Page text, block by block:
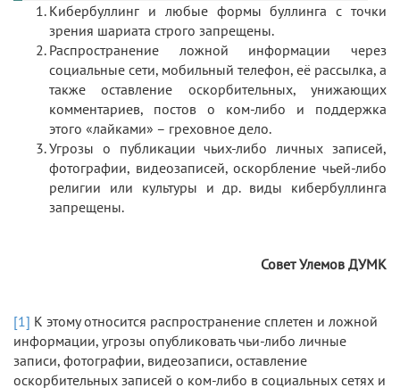
Кибербуллинг и любые формы буллинга с точки
зрения шариата строго запрещены.
Распространение ложной информации через
социальные сети, мобильный телефон, её рассылка, а
также оставление оскорбительных, унижающих
комментариев, постов о ком-либо и поддержка
этого «лайками» – греховное дело.
Угрозы о публикации чьих-либо личных записей,
фотографии, видеозаписей, оскорбление чьей-либо
религии или культуры и др. виды кибербуллинга
запрещены.
Совет Улемов ДУМК
[1] К этому относится распространение сплетен и ложной
информации, угрозы опубликовать чьи-либо личные
записи, фотографии, видеозаписи, оставление
оскорбительных записей о ком-либо в социальных сетях и